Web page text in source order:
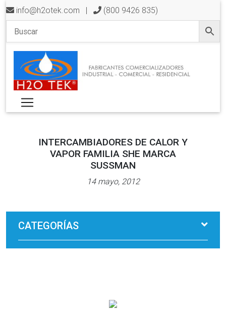
info@h2otek.com | (800 9426 835)
INTERCAMBIADORES DE CALOR Y
VAPOR FAMILIA SHE MARCA
SUSSMAN
14 mayo, 2012
CATEGORÍAS